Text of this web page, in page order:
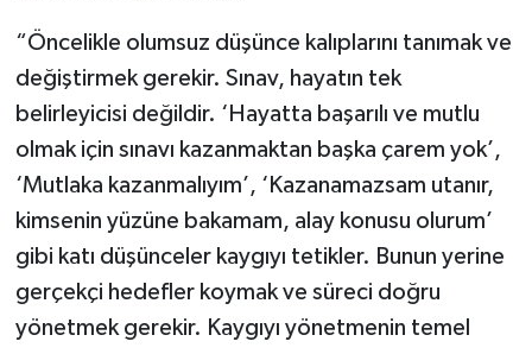
“Öncelikle olumsuz düşünce kalıplarını tanımak ve
değiştirmek gerekir. Sınav, hayatın tek
belirleyicisi değildir. ‘Hayatta başarılı ve mutlu
olmak için sınavı kazanmaktan başka çarem yok’,
‘Mutlaka kazanmalıyım’, ‘Kazanamazsam utanır,
kimsenin yüzüne bakamam, alay konusu olurum’
gibi katı düşünceler kaygıyı tetikler. Bunun yerine
gerçekçi hedefler koymak ve süreci doğru
yönetmek gerekir. Kaygıyı yönetmenin temel